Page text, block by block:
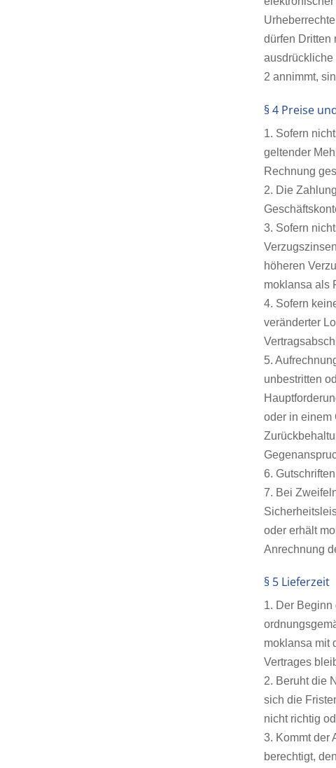
dürfen Dritten
ausdrückliche
2 annimmt,
§ 4 Preise
1. Sofern
geltender
Rechnung
2. Die
3. Sofern
höheren
moklansa als
4. Sofern
veränderter
5.
unbestritten
oder in einem
6.
7. Bei
oder erhält
Anrechnung
§ 5 Lieferzeit
1. Der Beginn
moklansa mit
Vertrages
2. Beruht die
sich die
nicht richtig
3. Kommt der
berechtigt,